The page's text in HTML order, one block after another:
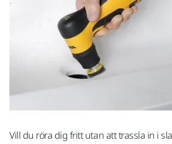
Vill du röra dig fritt utan att trassla in i